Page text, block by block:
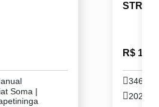
Soma |
R$
2024 /